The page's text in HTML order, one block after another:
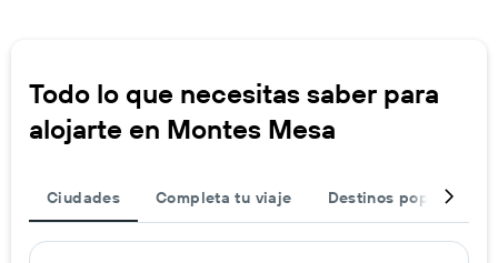
Todo lo que necesitas saber para
alojarte en Montes Mesa
Ciudades Completa tu viaje Destinos populares